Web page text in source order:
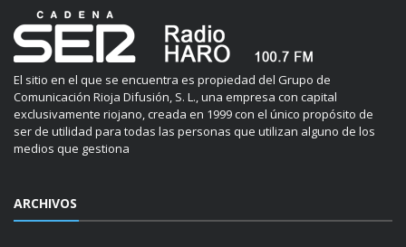
El sitio en el que se encuentra es propiedad del Grupo de
Comunicación Rioja Difusión, S. L., una empresa con capital
exclusivamente riojano, creada en 1999 con el único propósito de
ser de utilidad para todas las personas que utilizan alguno de los
medios que gestiona
ARCHIVOS